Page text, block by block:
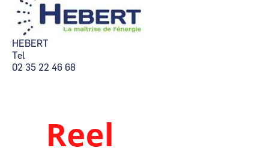
HEBERT
Tel
02 35 22 46 68